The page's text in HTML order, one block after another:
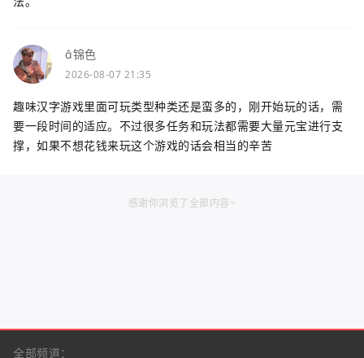
锦色
2026-08-07 21:35
趣味汉字游戏里面可玩类型种类还是蛮多的，刚开始玩的话，需
要一段时间的适应。不过很多任务和玩法都需要大量元宝进行支
撑，如果不想花钱来玩这个游戏的话会相当的辛苦
感谢你浏览了全部内容~
全部频道：